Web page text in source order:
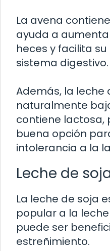
La avena
ayuda a
heces y facilita
sistema digestivo.
Además, la leche
naturalmente
contiene lactosa,
buena opción
intolerancia a la
Leche de
La leche de soja
popular a la
puede ser
estreñimiento.